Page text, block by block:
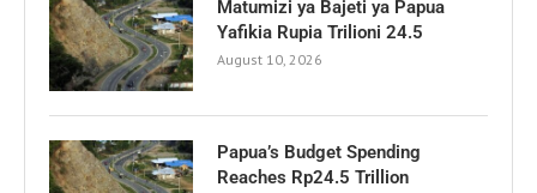
Matumizi ya Bajeti ya Papua
Yafikia Rupia Trilioni 24.5
August 10, 2026
Papua’s Budget Spending
Reaches Rp24.5 Trillion